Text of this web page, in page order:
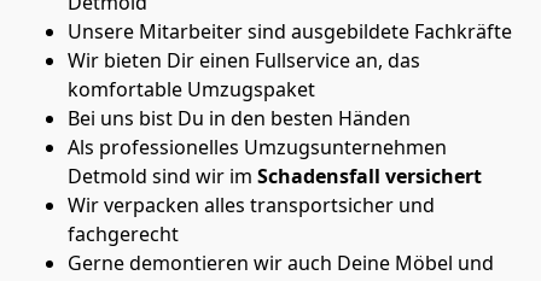
Unsere Mitarbeiter sind ausgebildete Fachkräfte
Wir bieten Dir einen Fullservice an, das
komfortable Umzugspaket
Bei uns bist Du in den besten Händen
Als professionelles Umzugsunternehmen
Detmold sind wir im Schadensfall versichert
Wir verpacken alles transportsicher und
fachgerecht
Gerne demontieren wir auch Deine Möbel und